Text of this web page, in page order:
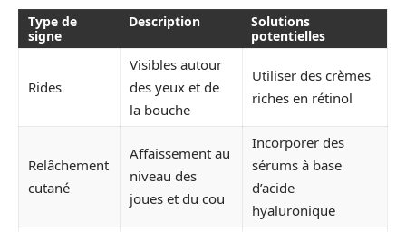
Type de
signe
Description
Solutions
potentielles
Rides
Visibles autour
des yeux et de
la bouche
Utiliser des crèmes
riches en rétinol
Relâchement
cutané
Affaissement au
niveau des
joues et du cou
Incorporer des
sérums à base
d’acide
hyaluronique